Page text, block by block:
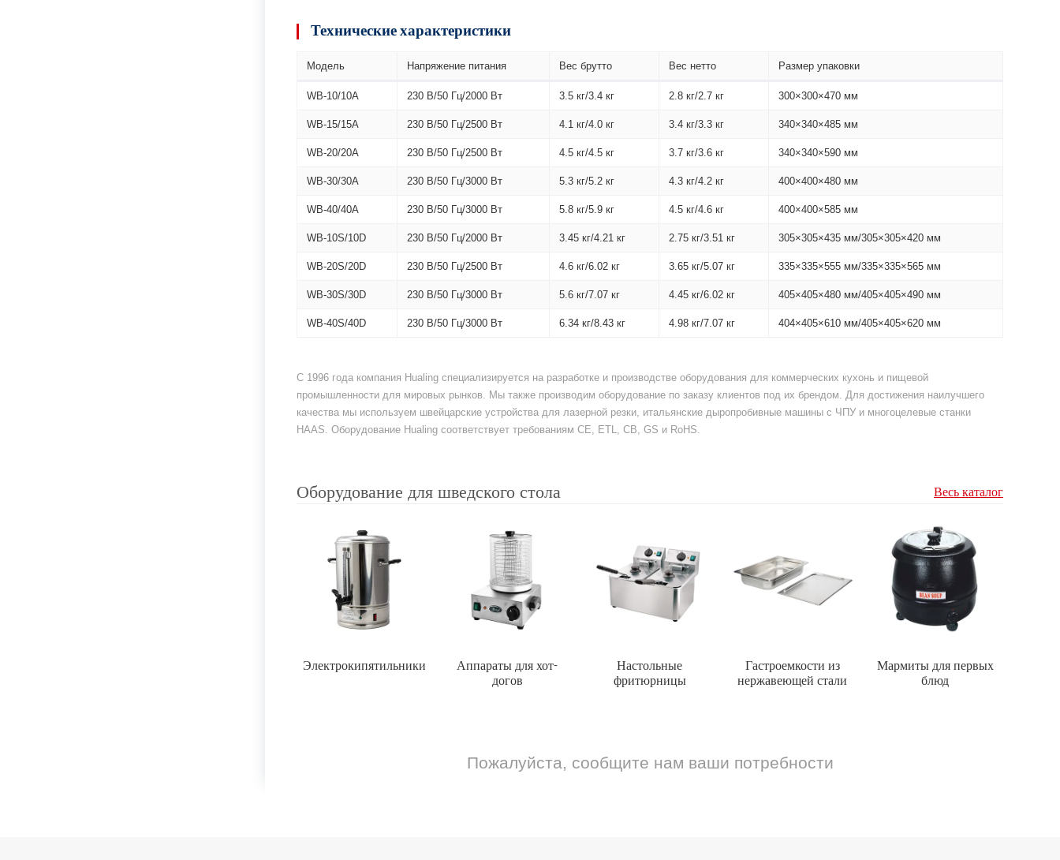
Технические характеристики
Модель Напряжение питания Вес брутто Вес нетто Размер упаковки
WB-10/10A 230 В/50 Гц/2000 Вт 3.5 кг/3.4 кг 2.8 кг/2.7 кг 300×300×470 мм
WB-15/15A 230 В/50 Гц/2500 Вт 4.1 кг/4.0 кг 3.4 кг/3.3 кг 340×340×485 мм
WB-20/20A 230 В/50 Гц/2500 Вт 4.5 кг/4.5 кг 3.7 кг/3.6 кг 340×340×590 мм
WB-30/30A 230 В/50 Гц/3000 Вт 5.3 кг/5.2 кг 4.3 кг/4.2 кг 400×400×480 мм
WB-40/40A 230 В/50 Гц/3000 Вт 5.8 кг/5.9 кг 4.5 кг/4.6 кг 400×400×585 мм
WB-10S/10D 230 В/50 Гц/2000 Вт 3.45 кг/4.21 кг 2.75 кг/3.51 кг 305×305×435 мм/305×305×420 мм
WB-20S/20D 230 В/50 Гц/2500 Вт 4.6 кг/6.02 кг 3.65 кг/5.07 кг 335×335×555 мм/335×335×565 мм
WB-30S/30D 230 В/50 Гц/3000 Вт 5.6 кг/7.07 кг 4.45 кг/6.02 кг 405×405×480 мм/405×405×490 мм
WB-40S/40D 230 В/50 Гц/3000 Вт 6.34 кг/8.43 кг 4.98 кг/7.07 кг 404×405×610 мм/405×405×620 мм
С 1996 года компания Hualing специализируется на разработке и производстве оборудования для коммерческих кухонь и пищевой
промышленности для мировых рынков. Мы также производим оборудование по заказу клиентов под их брендом. Для достижения наилучшего
качества мы используем швейцарские устройства для лазерной резки, итальянские дыропробивные машины с ЧПУ и многоцелевые станки
HAAS. Оборудование Hualing соответствует требованиям CE, ETL, CB, GS и RoHS.
Оборудование для шведского стола Весь каталог
Электрокипятильники
Аппараты для хот-
догов
Настольные
фритюрницы
Гастроемкости из
нержавеющей стали
Мармиты для первых
блюд
Пожалуйста, сообщите нам ваши потребности